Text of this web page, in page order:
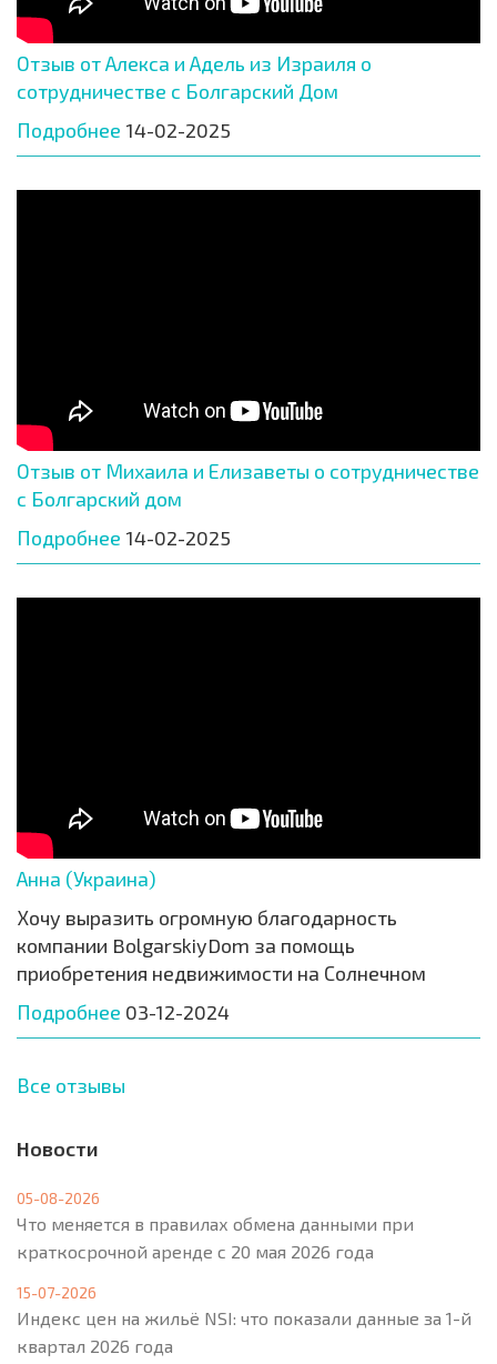
Отзыв от Алекса и Адель из Израиля о
сотрудничестве с Болгарский Дом
Подробнее 14-02-2025
Отзыв от Михаила и Елизаветы о сотрудничестве
с Болгарский дом
Подробнее 14-02-2025
Анна (Украина)
Хочу выразить огромную благодарность
компании BolgarskiyDom за помощь
приобретения недвижимости на Солнечном
Подробнее 03-12-2024
Все отзывы
Новости
05-08-2026
Что меняется в правилах обмена данными при
краткосрочной аренде с 20 мая 2026 года
15-07-2026
Индекс цен на жильё NSI: что показали данные за 1-й
квартал 2026 года